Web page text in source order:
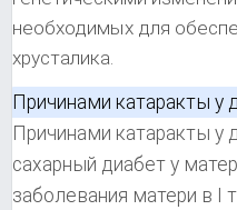
необходимых для
хрусталика.
Причинами катаракты у
Причинами катаракты у
сахарный диабет у
заболевания матери в I